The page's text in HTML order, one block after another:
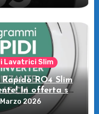
Lavatrici Slim
RO4 Slim
In offerta su
2026